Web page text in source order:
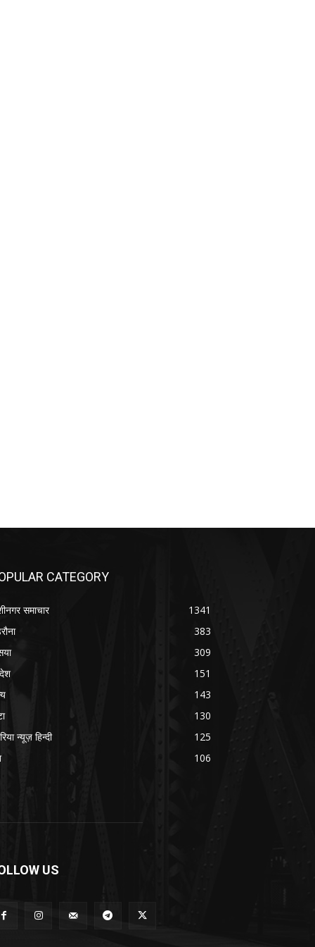
CATEGORY
समाचार
1341
383
309
151
143
130
न्यूज़ हिन्दी
125
106
US